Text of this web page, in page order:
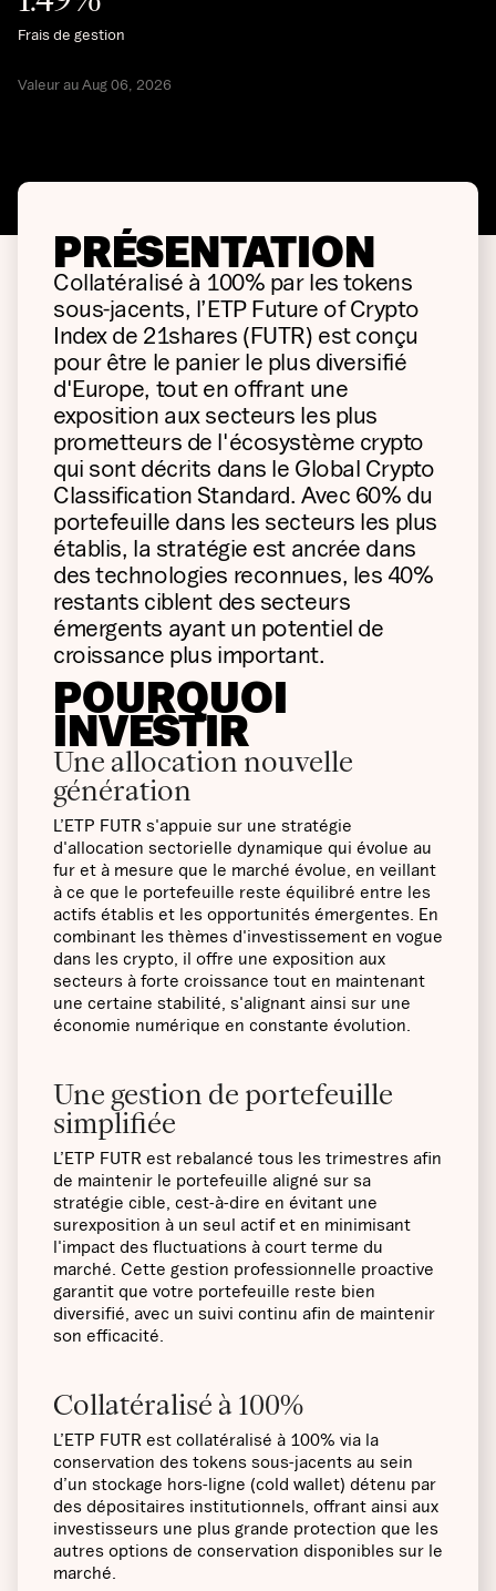
Frais de gestion
Valeur au Aug 06, 2026
PRÉSENTATION
Collatéralisé à 100% par les tokens
sous-jacents, l’ETP Future of Crypto
Index de 21shares (FUTR) est conçu
pour être le panier le plus diversifié
d'Europe, tout en offrant une
exposition aux secteurs les plus
prometteurs de l'écosystème crypto
qui sont décrits dans le Global Crypto
Classification Standard. Avec 60% du
portefeuille dans les secteurs les plus
établis, la stratégie est ancrée dans
des technologies reconnues, les 40%
restants ciblent des secteurs
émergents ayant un potentiel de
croissance plus important.
POURQUOI
INVESTIR
Une allocation nouvelle
génération
L’ETP FUTR s'appuie sur une stratégie
d'allocation sectorielle dynamique qui évolue au
fur et à mesure que le marché évolue, en veillant
à ce que le portefeuille reste équilibré entre les
actifs établis et les opportunités émergentes. En
combinant les thèmes d'investissement en vogue
dans les crypto, il offre une exposition aux
secteurs à forte croissance tout en maintenant
une certaine stabilité, s'alignant ainsi sur une
économie numérique en constante évolution.
Une gestion de portefeuille
simplifiée
L’ETP FUTR est rebalancé tous les trimestres afin
de maintenir le portefeuille aligné sur sa
stratégie cible, cest-à-dire en évitant une
surexposition à un seul actif et en minimisant
l'impact des fluctuations à court terme du
marché. Cette gestion professionnelle proactive
garantit que votre portefeuille reste bien
diversifié, avec un suivi continu afin de maintenir
son efficacité.
Collatéralisé à 100%
L’ETP FUTR est collatéralisé à 100% via la
conservation des tokens sous-jacents au sein
d’un stockage hors-ligne (cold wallet) détenu par
des dépositaires institutionnels, offrant ainsi aux
investisseurs une plus grande protection que les
autres options de conservation disponibles sur le
marché.